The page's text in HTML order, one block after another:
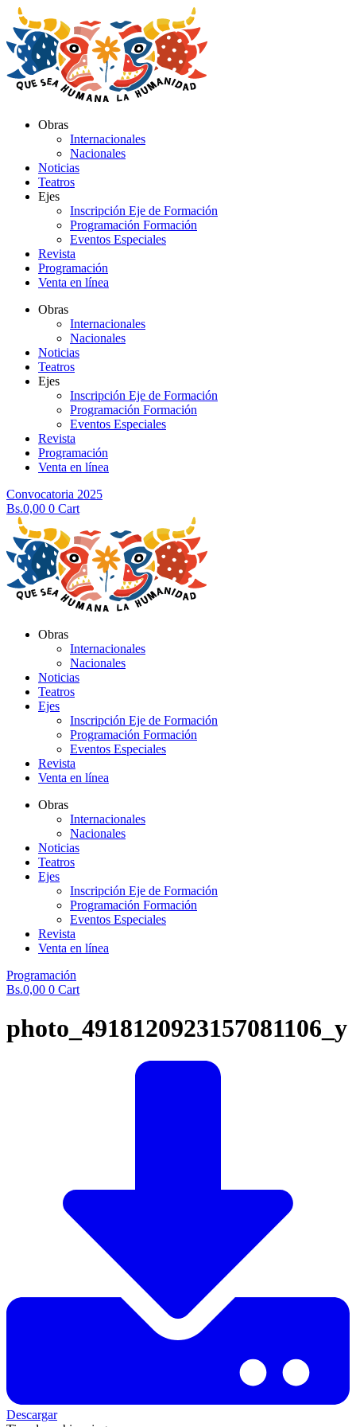
al
contenido
Obras
Internacionales
Nacionales
Noticias
Teatros
Ejes
Inscripción Eje de Formación
Programación Formación
Eventos Especiales
Revista
Programación
Venta en línea
Obras
Internacionales
Nacionales
Noticias
Teatros
Ejes
Inscripción Eje de Formación
Programación Formación
Eventos Especiales
Revista
Programación
Venta en línea
Convocatoria 2025
Bs.0,00 0 Cart
Obras
Internacionales
Nacionales
Noticias
Teatros
Ejes
Inscripción Eje de Formación
Programación Formación
Eventos Especiales
Revista
Venta en línea
Obras
Internacionales
Nacionales
Noticias
Teatros
Ejes
Inscripción Eje de Formación
Programación Formación
Eventos Especiales
Revista
Venta en línea
Programación
Bs.0,00 0 Cart
photo_4918120923157081106_y
Descargar